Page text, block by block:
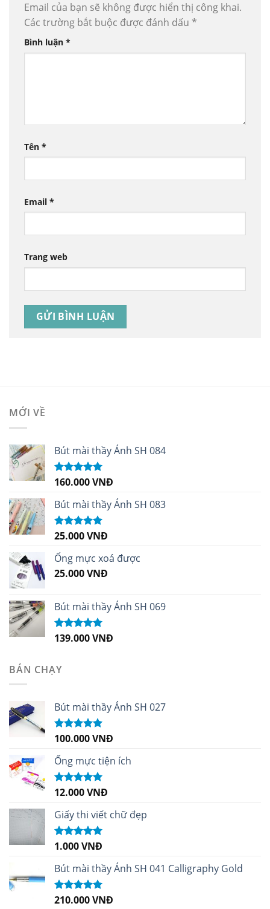
Email của bạn sẽ không được hiển thị công khai.
Các trường bắt buộc được đánh dấu *
Bình luận *
Tên *
Email *
Trang web
MỚI VỀ
Bút mài thầy Ánh SH 084
Được xếp
sao
160.000VNĐ
Bút mài thầy Ánh SH 083
Được xếp
sao
25.000VNĐ
Ống mực xoá được
25.000VNĐ
Bút mài thầy Ánh SH 069
Được xếp
139.000VNĐ
BÁN CHẠY
Bút mài thầy Ánh SH 027
Được xếp
sao
100.000VNĐ
Ống mực tiện ích
Được xếp
sao
12.000VNĐ
Giấy thi viết chữ đẹp
Được xếp
sao
1.000VNĐ
Bút mài thầy Ánh SH 041 Calligraphy Gold
Được xếp
210.000VNĐ